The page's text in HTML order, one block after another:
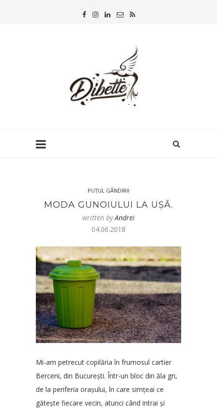
PUȚUL GÂNDIRII
MODA GUNOIULUI LA UȘĂ.
written byAndrei
04.06.2018
Mi-am petrecut copilăria în frumosul cartier
Berceni, din București. Într-un bloc din ăla gri,
de la periferia orașului, în care simțeai ce
gătește fiecare vecin, atunci când intrai și